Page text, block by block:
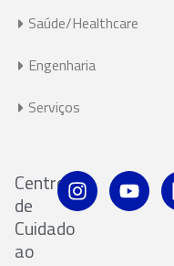
Saúde/Healthcare
Engenharia
Serviços
Centro
de
Cuidado
ao